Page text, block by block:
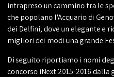
intrapreso un cammino tra le
che popolano l'Acquario di
dei Delfini, dove un elegante e
migliori dei modi una grande
Di seguito riportiamo i nomi
concorso iNext 2015-2016 dalla